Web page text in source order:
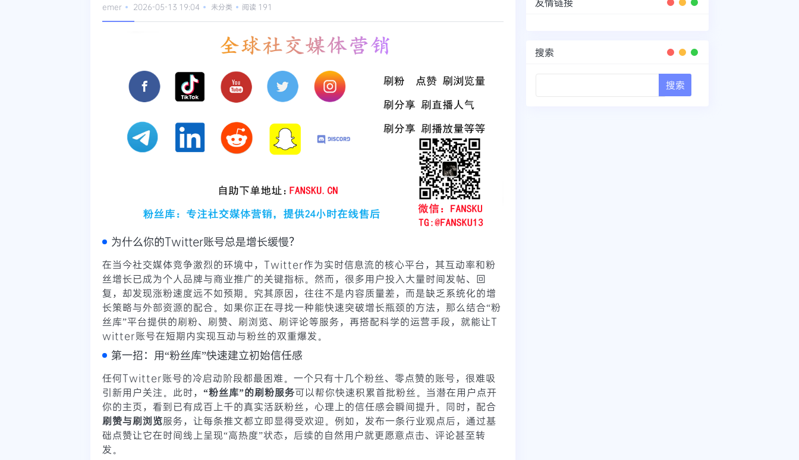
emer 2026-05-13 19:04 未分类 阅读 191
为什么你的Twitter账号总是增长缓慢？
在当今社交媒体竞争激烈的环境中，Twitter作为实时信息流的核心平台，其互动率和粉
丝增长已成为个人品牌与商业推广的关键指标。然而，很多用户投入大量时间发帖、回
复，却发现涨粉速度远不如预期。究其原因，往往不是内容质量差，而是缺乏系统化的增
长策略与外部资源的配合。如果你正在寻找一种能快速突破增长瓶颈的方法，那么结合“粉
丝库”平台提供的刷粉、刷赞、刷浏览、刷评论等服务，再搭配科学的运营手段，就能让T
witter账号在短期内实现互动与粉丝的双重爆发。
第一招：用“粉丝库”快速建立初始信任感
任何Twitter账号的冷启动阶段都最困难。一个只有十几个粉丝、零点赞的账号，很难吸
引新用户关注。此时， “粉丝库”的刷粉服务可以帮你快速积累首批粉丝。当潜在用户点开
你的主页，看到已有成百上千的真实活跃粉丝，心理上的信任感会瞬间提升。同时，配合
刷赞与刷浏览服务，让每条推文都立即显得受欢迎。例如，发布一条行业观点后，通过基
础点赞让它在时间线上呈现“高热度”状态，后续的自然用户就更愿意点击、评论甚至转
发。
搜索